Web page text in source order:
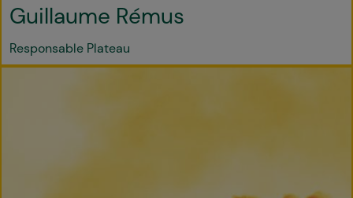
Guillaume Rémus
Responsable Plateau